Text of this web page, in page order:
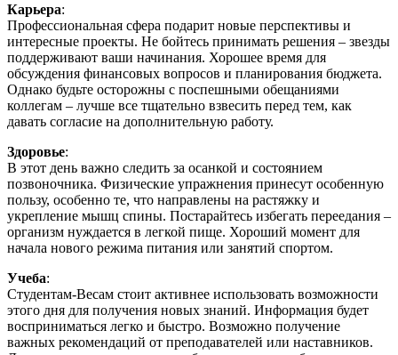
Карьера:
Профессиональная сфера подарит новые перспективы и
интересные проекты. Не бойтесь принимать решения – звезды
поддерживают ваши начинания. Хорошее время для
обсуждения финансовых вопросов и планирования бюджета.
Однако будьте осторожны с поспешными обещаниями
коллегам – лучше все тщательно взвесить перед тем, как
давать согласие на дополнительную работу.
Здоровье:
В этот день важно следить за осанкой и состоянием
позвоночника. Физические упражнения принесут особенную
пользу, особенно те, что направлены на растяжку и
укрепление мышц спины. Постарайтесь избегать переедания –
организм нуждается в легкой пище. Хороший момент для
начала нового режима питания или занятий спортом.
Учеба:
Студентам-Весам стоит активнее использовать возможности
этого дня для получения новых знаний. Информация будет
восприниматься легко и быстро. Возможно получение
важных рекомендаций от преподавателей или наставников.